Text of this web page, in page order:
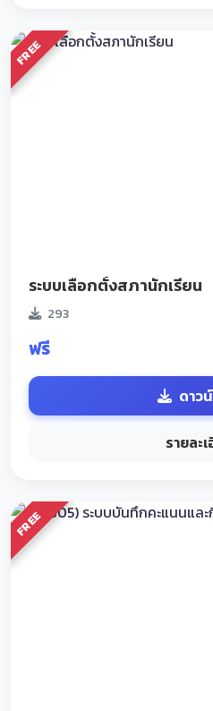
FREE
ระบบเลือกตั้งสภานักเรียน
293
ฟรี
ดาว
รายละ
FREE